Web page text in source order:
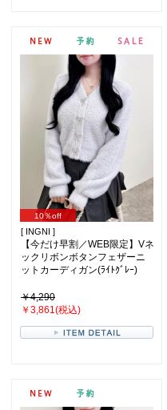
10％off
[ INGNI ]
【今だけ早割／WEB限定】Vネ
ックリボンボタンフェザーニ
ットカーディガン(ﾗｲﾄｸﾞﾚｰ)
￥4,290
￥3,861(税込)